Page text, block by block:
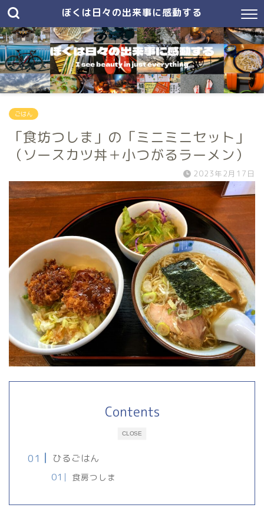
ぼくは日々の出来事に感動する
ごはん
「食坊つしま」の「ミニミニセット」
（ソースカツ丼＋小つがるラーメン）
2023年2月17日
CLOSE
Contents
ひるごはん
食房つしま